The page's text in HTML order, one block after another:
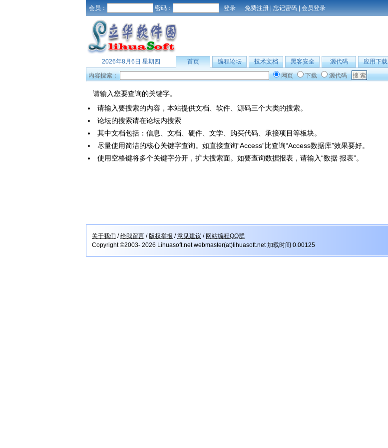
会员： 密码： 免费注册 | 忘记密码 | 会员登录
2026年8月6日 星期四 首页 编程论坛 技术文档 黑客安全 源代码 应用下载
内容搜索：
网页 下载 源代码
请输入您要查询的关键字。
请输入要搜索的内容，本站提供文档、软件、源码三个大类的搜索。
论坛的搜索请在论坛内搜索
其中文档包括：信息、文档、硬件、文学、购买代码、承接项目等板块。
尽量使用简洁的核心关键字查询。如直接查询“Access”比查询“Access数据库”效果要好。
使用空格键将多个关键字分开，扩大搜索面。如要查询数据报表，请输入“数据 报表”。
关于我们 /给我留言 /版权举报 /意见建议 / 网站编程QQ群
Copyright ©2003- 2026 Lihuasoft.net webmaster(at)lihuasoft.net 加载时间 0.00125